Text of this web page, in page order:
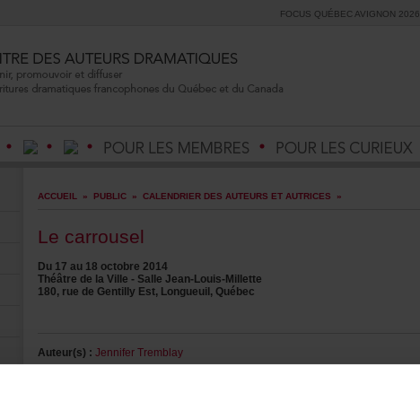
FOCUSQUÉBECAVIGNON2026
ACCUEIL » PUBLIC» CALENDRIERDESAUTEURSETAUTRICES »
Lecarrousel
Du17au18octobre2014
ThéâtredelaVille-SalleJean-Louis-Millette
180,ruedeGentillyEst,Longueuil,Québec
Auteur(s): JenniferTremblay